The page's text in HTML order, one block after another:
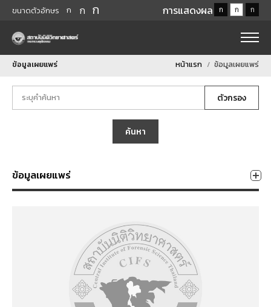
ขนาดตัวอักษร ก ก ก การแสดงผล ก ก ก
ข้อมูลเผยแพร่ หน้าแรก ข้อมูลเผยแพร่
ตัวกรอง
ค้นหา
ข้อมูลเผยแพร่